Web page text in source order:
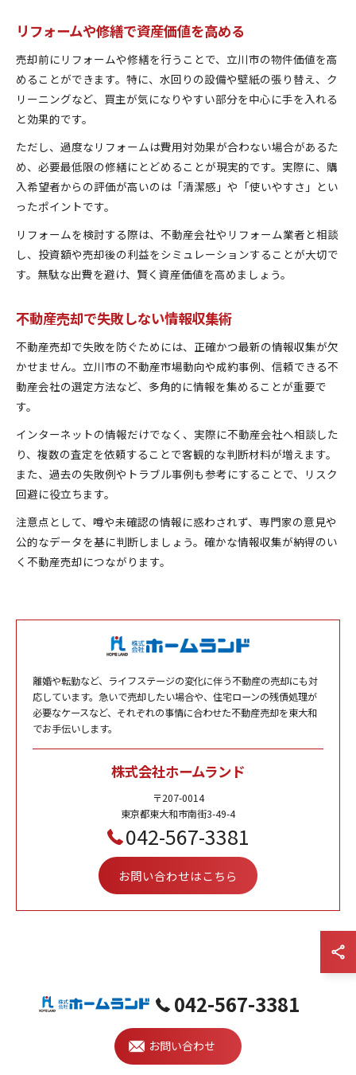
リフォームや修繕で資産価値を高める
売却前にリフォームや修繕を行うことで、立川市の物件価値を高
めることができます。特に、水回りの設備や壁紙の張り替え、ク
リーニングなど、買主が気になりやすい部分を中心に手を入れる
と効果的です。
ただし、過度なリフォームは費用対効果が合わない場合があるた
め、必要最低限の修繕にとどめることが現実的です。実際に、購
入希望者からの評価が高いのは「清潔感」や「使いやすさ」とい
ったポイントです。
リフォームを検討する際は、不動産会社やリフォーム業者と相談
し、投資額や売却後の利益をシミュレーションすることが大切で
す。無駄な出費を避け、賢く資産価値を高めましょう。
不動産売却で失敗しない情報収集術
不動産売却で失敗を防ぐためには、正確かつ最新の情報収集が欠
かせません。立川市の不動産市場動向や成約事例、信頼できる不
動産会社の選定方法など、多角的に情報を集めることが重要で
す。
インターネットの情報だけでなく、実際に不動産会社へ相談した
り、複数の査定を依頼することで客観的な判断材料が増えます。
また、過去の失敗例やトラブル事例も参考にすることで、リスク
回避に役立ちます。
注意点として、噂や未確認の情報に惑わされず、専門家の意見や
公的なデータを基に判断しましょう。確かな情報収集が納得のい
く不動産売却につながります。
離婚や転勤など、ライフステージの変化に伴う不動産の売却にも対
応しています。急いで売却したい場合や、住宅ローンの残債処理が
必要なケースなど、それぞれの事情に合わせた不動産売却を東大和
でお手伝いします。
株式会社ホームランド
〒207-0014
東京都東大和市南街3-49-4
042-567-3381
お問い合わせはこちら
一覧に戻る
042-567-3381
お問い合わせ